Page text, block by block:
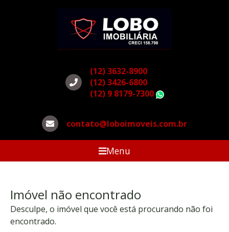
(12) 3632-8900
(12) 3426-6800
(12) 9 8179-7300
contato@loboimoveis.com.br
Menu
Imóvel não encontrado
Desculpe, o imóvel que você está procurando não foi
encontrado.